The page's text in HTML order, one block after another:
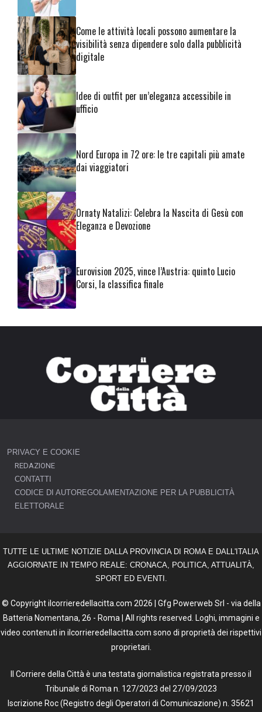
Come le attività locali possono aumentare la
visibilità senza dipendere solo dalla pubblicità
digitale
Idee di outfit per un’eleganza accessibile in
ufficio
Nord Europa in 72 ore: le tre capitali più amate
dai viaggiatori
Ornaty Natalizi: Celebra la Nascita di Gesù con
Eleganza e Devozione
Eurovision 2025, vince l’Austria: quinto Lucio
Corsi, la classifica finale
PRIVACY E COOKIE
REDAZIONE
CONTATTI
CODICE DI AUTOREGOLAMENTAZIONE PER LA PUBBLICITÀ
ELETTORALE
TUTTE LE ULTIME NOTIZIE DALLA PROVINCIA DI ROMA E DALL'ITALIA
AGGIORNATE IN TEMPO REALE: CRONACA, POLITICA, ATTUALITÀ,
SPORT ED EVENTI.
© Copyright ilcorrieredellacitta.com 2026 | Gfg Powerweb Srl - via della
Batteria Nomentana, 26 - Roma | All rights reserved. Loghi, immagini e
video contenuti in ilcorrieredellacitta.com sono di proprietà dei rispettivi
proprietari.
Il Corriere della Città è una testata giornalistica registrata presso il
Tribunale di Roma n. 127/2023 del 27/09/2023
Iscrizione Roc (Registro degli Operatori di Comunicazione) n. 35621